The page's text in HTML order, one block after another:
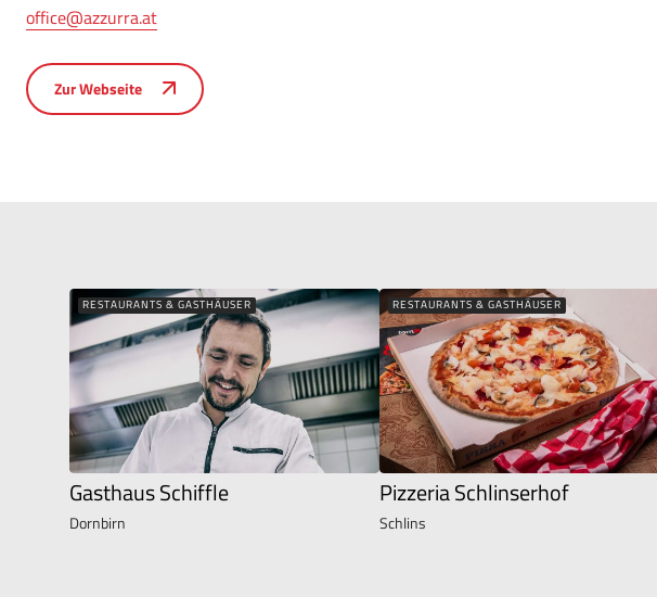
office@azzurra.at
Zur Webseite
RESTAURANTS & GASTHÄUSER
Gasthaus Schiffle
Dornbirn
RESTAURANTS & GASTHÄUSER
Pizzeria Schlinserhof
Schlins